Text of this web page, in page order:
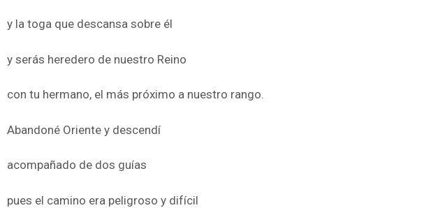
y la toga que descansa sobre él
y serás heredero de nuestro Reino
con tu hermano, el más próximo a nuestro rango.
Abandoné Oriente y descendí
acompañado de dos guías
pues el camino era peligroso y difícil